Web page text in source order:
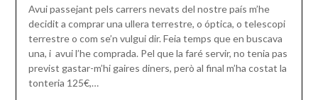
Avui passejant pels carrers nevats del nostre país m’he
decidit a comprar una ullera terrestre, o óptica, o telescopi
terrestre o com se’n vulgui dir. Feia temps que en buscava
una, i avui l’he comprada. Pel que la faré servir, no tenia pas
previst gastar-m’hi gaires diners, però al final m’ha costat la
tonteria 125€,…